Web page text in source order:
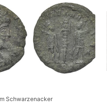
Schwarzenacker